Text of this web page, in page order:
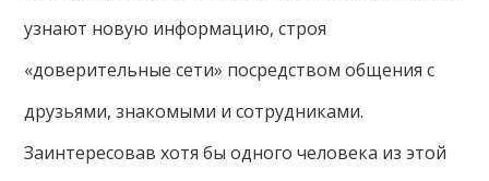
узнают новую информацию, строя
«доверительные сети» посредством общения с
друзьями, знакомыми и сотрудниками.
Заинтересовав хотя бы одного человека из этой